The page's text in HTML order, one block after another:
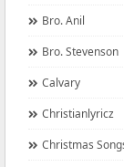
Bro. Anil
Bro. Stevenson
Calvary
Christianlyricz
Christmas